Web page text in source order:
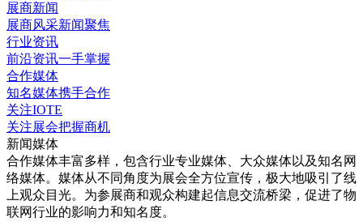
展商新闻
展商风采新闻聚焦
行业资讯
前沿资讯一手掌握
合作媒体
知名媒体携手合作
关注IOTE
关注展会把握商机
新闻媒体
合作媒体丰富多样，包含行业专业媒体、大众媒体以及知名网
络媒体。媒体从不同角度为展会全方位宣传，极大地吸引了线
上观众目光。为参展商和观众构建起信息交流桥梁，促进了物
联网行业的影响力和知名度。